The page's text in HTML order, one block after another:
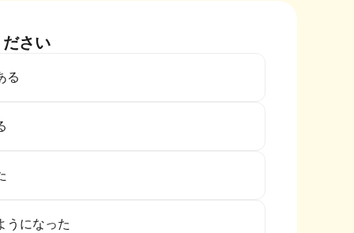
さい
る
うになった